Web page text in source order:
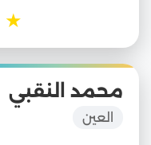
★
محمد النقبي
العين